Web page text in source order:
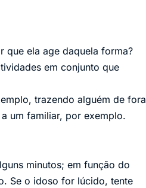
que ela age daquela forma?
em conjunto que
trazendo alguém de fora
um familiar, por exemplo.
minutos; em função do
Se o idoso for lúcido, tente